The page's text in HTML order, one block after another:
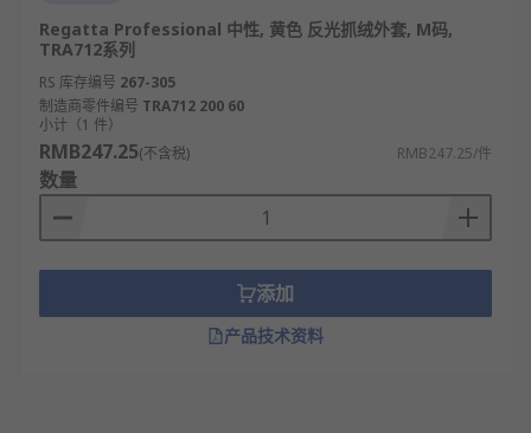
Regatta Professional 中性, 黄色 反光抓绒外套, M码,
TRA712系列
RS 库存编号 267-305
制造商零件编号 TRA712 200 60
小计（1 件）
RMB247.25(不含税) RMB247.25/件
数量
添加
产品技术资料